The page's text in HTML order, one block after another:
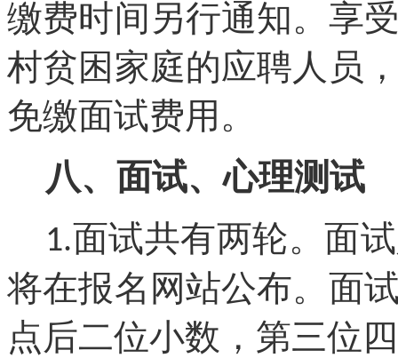
缴费时间另行通知。享
村贫困家庭的应聘人员
免缴面试费用。
八、面试、心理测试
1.面试共有两轮。面
将在报名网站公布。面
点后二位小数，第三位